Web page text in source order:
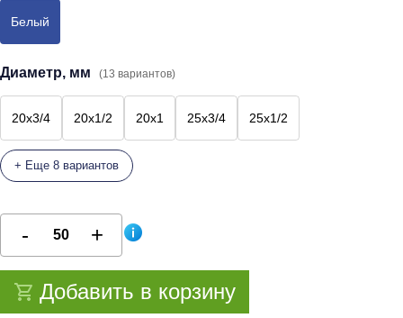
Белый
Диаметр, мм (13 вариантов)
20х3/4 20х1/2 20х1 25х3/4 25х1/2
+ Еще 8 вариантов
Добавить в корзину